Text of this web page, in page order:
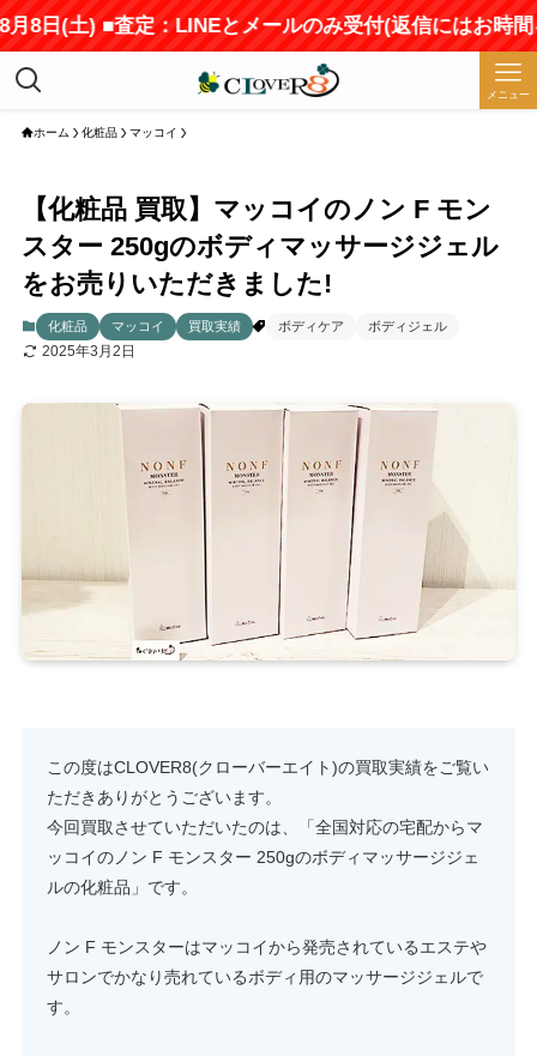
(土) ■査定：LINEとメールのみ受付(返信にはお時間を
メニュー
ホーム 化粧品 マッコイ
【化粧品 買取】マッコイのノン F モン
スター 250gのボディマッサージジェル
をお売りいただきました!
化粧品 マッコイ 買取実績 ボディケア ボディジェル
2025年3月2日
この度はCLOVER8(クローバーエイト)の買取実績をご覧い
ただきありがとうございます。
今回買取させていただいたのは、「全国対応の宅配からマ
ッコイのノン F モンスター 250gのボディマッサージジェ
ルの化粧品」です。
ノン F モンスターはマッコイから発売されているエステや
サロンでかなり売れているボディ用のマッサージジェルで
す。